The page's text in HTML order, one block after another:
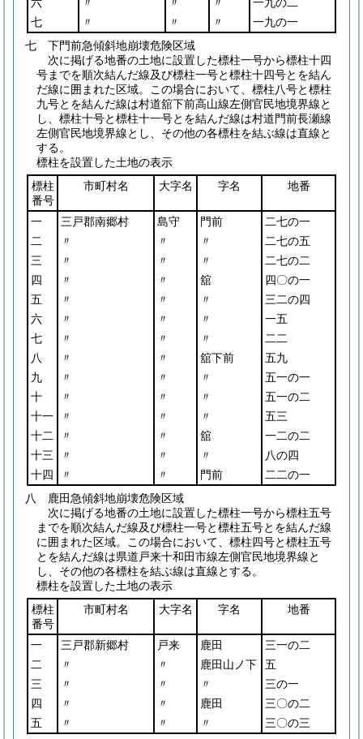
七
〃 〃 〃
一九の一
七 下門前急傾斜地崩壊危険区域
次に掲げる地番の土地に設置した標柱一号から標柱十四
号までを順次結んだ線及び標柱一号と標柱十四号とを結ん
だ線に囲まれた区域。この場合において、標柱八号と標柱
九号とを結んだ線は村道舘下前高山線左側官民地境界線と
し、標柱十号と標柱十一号とを結んだ線は村道門前長瀬線
左側官民地境界線とし、その他の各標柱を結ぶ線は直線と
する。
標柱を設置した土地の表示
標柱
番号
市町村名 大字名 字名 地番
一 三戸郡南郷村 島守 門前
二七の一
二
〃 〃 〃
二七の五
三
〃 〃 〃
二七の二
四
〃 〃 舘
四〇の一
五
〃 〃 〃
三二の四
六
〃 〃 〃
一五
七
〃 〃 〃
二二
八
〃 〃 舘下前
五九
九
〃 〃 〃
五一の一
十
〃 〃 〃
五一の二
十一
〃 〃 〃
五三
十二
〃 〃 舘
一二の二
十三
〃 〃 〃
八の四
十四
〃 〃 門前
二二の一
八 鹿田急傾斜地崩壊危険区域
次に掲げる地番の土地に設置した標柱一号から標柱五号
までを順次結んだ線及び標柱一号と標柱五号とを結んだ線
に囲まれた区域。この場合において、標柱四号と標柱五号
とを結んだ線は県道戸来十和田市線左側官民地境界線と
し、その他の各標柱を結ぶ線は直線とする。
標柱を設置した土地の表示
標柱
番号
市町村名 大字名 字名 地番
一 三戸郡新郷村 戸来 鹿田
三一の二
二
〃 〃 鹿田山ノ下
五
三
〃 〃 〃
三の一
四
〃 〃 鹿田
三〇の二
五
〃 〃 〃
三〇の三